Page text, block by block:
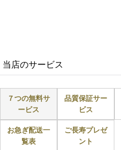
当店のサービス
７つの無料サ
ービス
品質保証サー
ビス
お急ぎ配送一
覧表
ご長寿プレゼ
ント